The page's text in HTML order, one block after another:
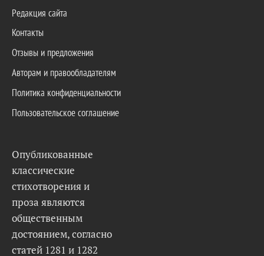
Редакция сайта
Контакты
Отзывы и предложения
Авторам и правообладателям
Политика конфиденциальности
Пользовательское соглашение
Опубликованные
классические
стихотворения и
проза являются
общественным
достоянием, согласно
статей 1281 и 1282